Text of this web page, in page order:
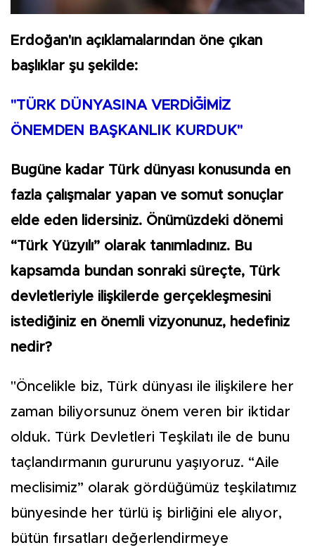
Erdoğan'ın açıklamalarından öne çıkan
başlıklar şu şekilde:
"TÜRK DÜNYASINA VERDİĞİMİZ
ÖNEMDEN BAŞKANLIK KURDUK"
Bugüne kadar Türk dünyası konusunda en
fazla çalışmalar yapan ve somut sonuçlar
elde eden lidersiniz. Önümüzdeki dönemi
“Türk Yüzyılı” olarak tanımladınız. Bu
kapsamda bundan sonraki süreçte, Türk
devletleriyle ilişkilerde gerçekleşmesini
istediğiniz en önemli vizyonunuz, hedefiniz
nedir?
"Öncelikle biz, Türk dünyası ile ilişkilere her
zaman biliyorsunuz önem veren bir iktidar
olduk. Türk Devletleri Teşkilatı ile de bunu
taçlandırmanın gururunu yaşıyoruz. “Aile
meclisimiz” olarak gördüğümüz teşkilatımız
bünyesinde her türlü iş birliğini ele alıyor,
bütün fırsatları değerlendirmeye